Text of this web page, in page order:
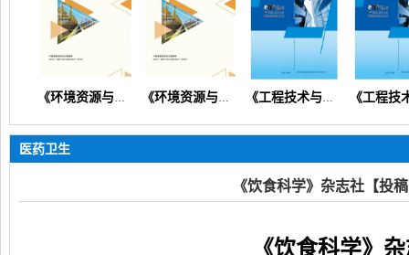
《环境资源与工程科技论坛》（生态环境矿产地质资源经济） 《环境资源与工程科技论坛》 《工程技术与建设管理》（设计规划预算造价安全质量）【知网会刊】
医药卫生
《饮食科学》杂志社【投
《饮食科学》